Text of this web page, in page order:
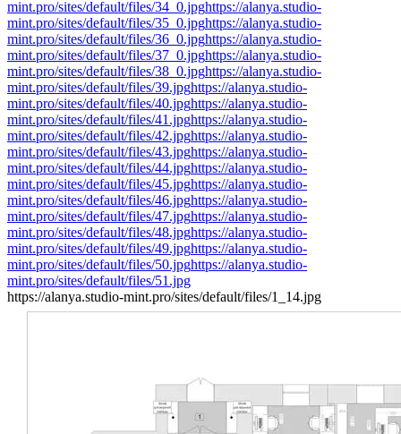
mint.pro/sites/default/files/34_0.jpghttps://alanya.studio-
mint.pro/sites/default/files/35_0.jpghttps://alanya.studio-
mint.pro/sites/default/files/36_0.jpghttps://alanya.studio-
mint.pro/sites/default/files/37_0.jpghttps://alanya.studio-
mint.pro/sites/default/files/38_0.jpghttps://alanya.studio-
mint.pro/sites/default/files/39.jpghttps://alanya.studio-
mint.pro/sites/default/files/40.jpghttps://alanya.studio-
mint.pro/sites/default/files/41.jpghttps://alanya.studio-
mint.pro/sites/default/files/42.jpghttps://alanya.studio-
mint.pro/sites/default/files/43.jpghttps://alanya.studio-
mint.pro/sites/default/files/44.jpghttps://alanya.studio-
mint.pro/sites/default/files/45.jpghttps://alanya.studio-
mint.pro/sites/default/files/46.jpghttps://alanya.studio-
mint.pro/sites/default/files/47.jpghttps://alanya.studio-
mint.pro/sites/default/files/48.jpghttps://alanya.studio-
mint.pro/sites/default/files/49.jpghttps://alanya.studio-
mint.pro/sites/default/files/50.jpghttps://alanya.studio-
mint.pro/sites/default/files/51.jpg
https://alanya.studio-mint.pro/sites/default/files/1_14.jpg